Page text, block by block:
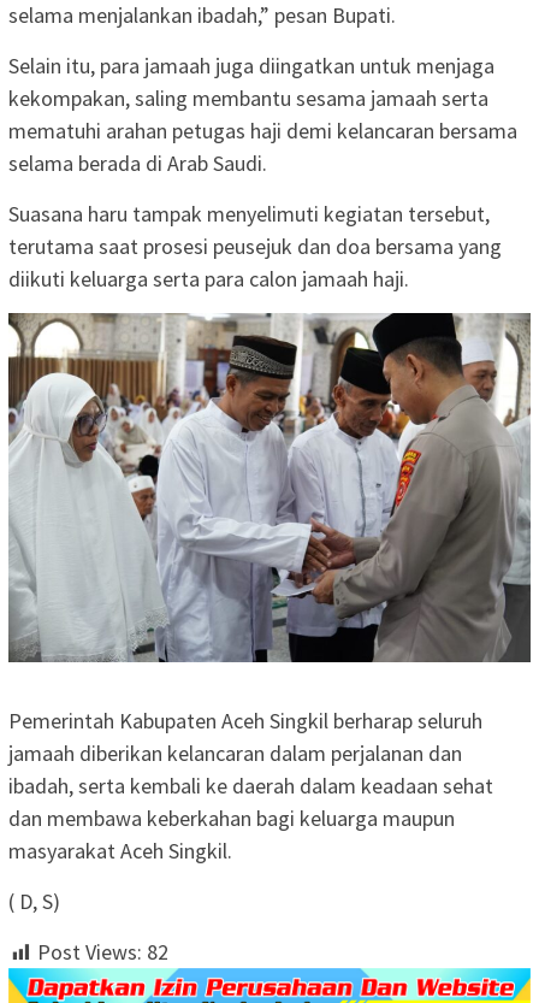
selama menjalankan ibadah,” pesan Bupati.
Selain itu, para jamaah juga diingatkan untuk menjaga
kekompakan, saling membantu sesama jamaah serta
mematuhi arahan petugas haji demi kelancaran bersama
selama berada di Arab Saudi.
Suasana haru tampak menyelimuti kegiatan tersebut,
terutama saat prosesi peusejuk dan doa bersama yang
diikuti keluarga serta para calon jamaah haji.
Pemerintah Kabupaten Aceh Singkil berharap seluruh
jamaah diberikan kelancaran dalam perjalanan dan
ibadah, serta kembali ke daerah dalam keadaan sehat
dan membawa keberkahan bagi keluarga maupun
masyarakat Aceh Singkil.
( D, S)
Post Views: 82